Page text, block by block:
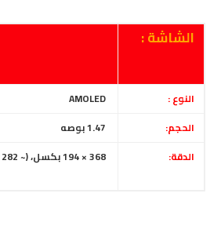
الشاشة :
النوع :
الحجم:
الدقة: